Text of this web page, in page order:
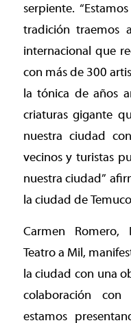
serpiente.
tradición traemos
internacional que
con más de 300
la tónica de años
criaturas gigante
nuestra ciudad
vecinos y turistas
nuestra ciudad”
la ciudad de
Carmen Romero,
Teatro a Mil,
la ciudad con una
colaboración
estamos